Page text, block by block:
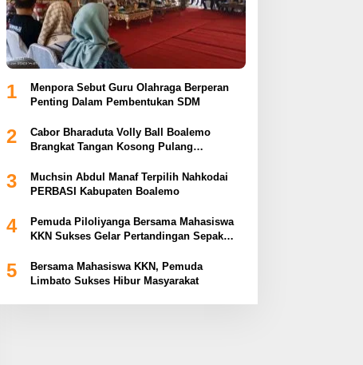
1
Menpora Sebut Guru Olahraga Berperan
Penting Dalam Pembentukan SDM
2
Cabor Bharaduta Volly Ball Boalemo
Brangkat Tangan Kosong Pulang
3
Muchsin Abdul Manaf Terpilih Nahkodai
PERBASI Kabupaten Boalemo
4
Pemuda Piloliyanga Bersama Mahasiswa
KKN Sukses Gelar Pertandingan Sepak
5
Bersama Mahasiswa KKN, Pemuda
Limbato Sukses Hibur Masyarakat